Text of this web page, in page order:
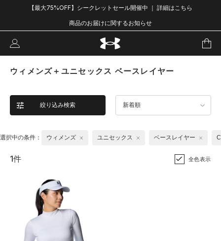
【最大75%OFF】シークレットセール開催中 ｜ 詳細はこちら
商品のお届けに関するお知らせ
ウィメンズ＋ユニセックス ベースレイヤー
絞り込み検索 新着順
選択中の条件： ウィメンズ ユニセックス ベースレイヤー
1件 全色表示